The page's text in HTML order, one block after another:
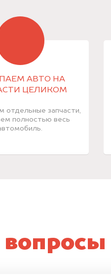
АВТО НА
ЦЕЛИКОМ
отдельные запчасти,
полностью весь